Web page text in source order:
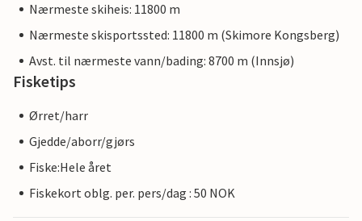
Nærmeste skiheis: 11800 m
Nærmeste skisportssted: 11800 m (Skimore Kongsberg)
Avst. til nærmeste vann/bading: 8700 m (Innsjø)
Fisketips
Ørret/harr
Gjedde/aborr/gjørs
Fiske:Hele året
Fiskekort oblg. per. pers/dag : 50 NOK